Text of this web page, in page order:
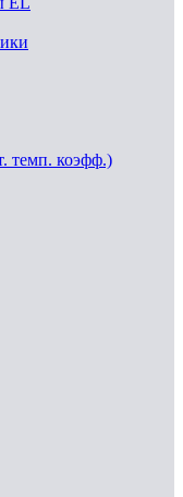
темп. коэфф.)